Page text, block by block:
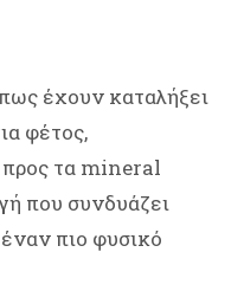
έχουν καταλήξει
φέτος,
προς τα mineral
που συνδυάζει
πιο φυσικό